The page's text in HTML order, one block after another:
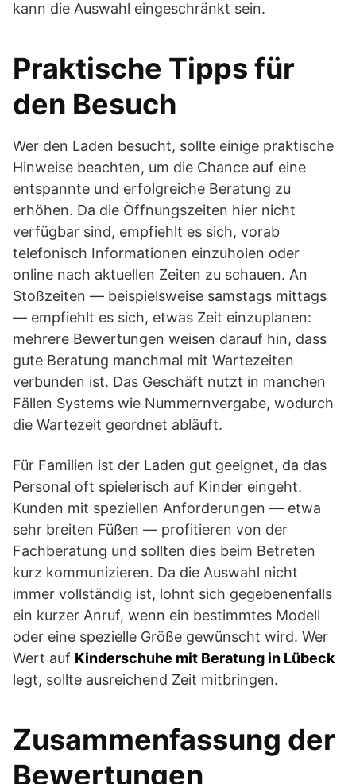
kann die Auswahl eingeschränkt sein.
Praktische Tipps für
den Besuch
Wer den Laden besucht, sollte einige praktische
Hinweise beachten, um die Chance auf eine
entspannte und erfolgreiche Beratung zu
erhöhen. Da die Öffnungszeiten hier nicht
verfügbar sind, empfiehlt es sich, vorab
telefonisch Informationen einzuholen oder
online nach aktuellen Zeiten zu schauen. An
Stoßzeiten — beispielsweise samstags mittags
— empfiehlt es sich, etwas Zeit einzuplanen:
mehrere Bewertungen weisen darauf hin, dass
gute Beratung manchmal mit Wartezeiten
verbunden ist. Das Geschäft nutzt in manchen
Fällen Systems wie Nummernvergabe, wodurch
die Wartezeit geordnet abläuft.
Für Familien ist der Laden gut geeignet, da das
Personal oft spielerisch auf Kinder eingeht.
Kunden mit speziellen Anforderungen — etwa
sehr breiten Füßen — profitieren von der
Fachberatung und sollten dies beim Betreten
kurz kommunizieren. Da die Auswahl nicht
immer vollständig ist, lohnt sich gegebenenfalls
ein kurzer Anruf, wenn ein bestimmtes Modell
oder eine spezielle Größe gewünscht wird. Wer
Wert auf Kinderschuhe mit Beratung in Lübeck
legt, sollte ausreichend Zeit mitbringen.
Zusammenfassung der
Bewertungen